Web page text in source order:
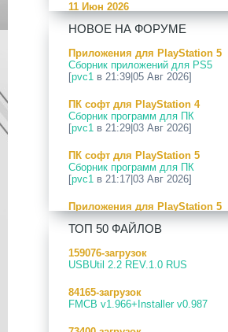
11 Июн 2026
[PS5] Программное Обеспечение
26.04-13.40.00 для PlayStation 5
24 Апр 2026
[PS5] Программное Обеспечение
26.03-13.20.00 для PlayStation 5
12 Апр 2026
[PS Portal] Программное
Обеспечение 7.0.2 для PS Portal
09 Апр 2026
[PS3|CFW] webMAN MOD
v1.47.48p
29 Мар 2026
[PS3] PS3HEN v3.5.0
19 Мар 2026
[PS Portal] Программное
18 Мар 2026
4.93 для PlayStation 3
НОВОЕ НА ФОРУМЕ
Приложения для PlayStation 5
Сборник приложений для PS5
[pvc1 в 21:39|05 Авг 2026]
ПК софт для PlayStation 4
Сборник программ для ПК
[pvc1 в 21:29|03 Авг 2026]
ПК софт для PlayStation 5
Сборник программ для ПК
[pvc1 в 21:17|03 Авг 2026]
Приложения для PlayStation 5
PS5 Payload websrv v0.34
[pvc1 в 09:02|03 Авг 2026]
Приложения для PlayStation 5
PS5 payload shsrv v0.20
Приложения для PlayStation 5
ТОП 50 ФАЙЛОВ
159076-загрузок
USBUtil 2.2 REV.1.0 RUS
84165-загрузок
FMCB v1.966+Installer v0.987